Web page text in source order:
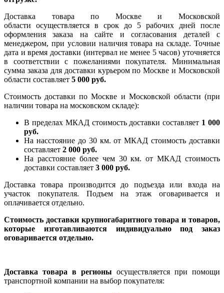
Доставка товара по Москве и Московской
области осуществляется в срок до 5 рабочих дней после
оформления заказа на сайте и согласования деталей с
менеджером, при условии наличия товара на складе. Точные
дата и время доставки (интервал не менее 5 часов) уточняется
в соответствии с пожеланиями покупателя. Минимальная
сумма заказа для доставки курьером по Москве и Московской
области составляет 5 000 руб.
Стоимость доставки по Москве и Московской области (при
наличии товара на московском складе):
В пределах МКАД стоимость доставки составляет 1 000
руб.
На насcтояние до 30 км. от МКАД стоимость доставки
составляет 2 000 руб.
На расстояние более чем 30 км. от МКАД стоимость
доставки составляет 3 000 руб.
Доставка товара производится до подъезда или входа на
участок покупателя. Подъем на этаж оговаривается и
оплачивается отдельно.
Стоимость доставки крупногабаритного товара и товаров,
которые изготавливаются индивидуально под заказ
оговаривается отдельно.
Доставка товара в регионы осуществляется при помощи
транспортной компании на выбор покупателя: